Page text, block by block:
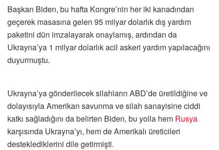
Başkan Biden, bu hafta Kongre’nin her iki kanadından
geçerek masasına gelen 95 milyar dolarlık dış yardım
paketini dün imzalayarak onaylamış, ardından da
Ukrayna’ya 1 milyar dolarlık acil askeri yardım yapılacağını
duyurmuştu.
Ukrayna’ya gönderilecek silahların ABD’de üretildiğine ve
dolayısıyla Amerikan savunma ve silah sanayisine ciddi
katkı sağladığını da belirten Biden, bu yolla hem Rusya
karşısında Ukrayna’yı, hem de Amerikalı üreticileri
desteklediklerini dile getirmişti.